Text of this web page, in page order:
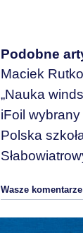
Podobne
Maciek
„Nauka
iFoil
Polska
Wasze komentarze